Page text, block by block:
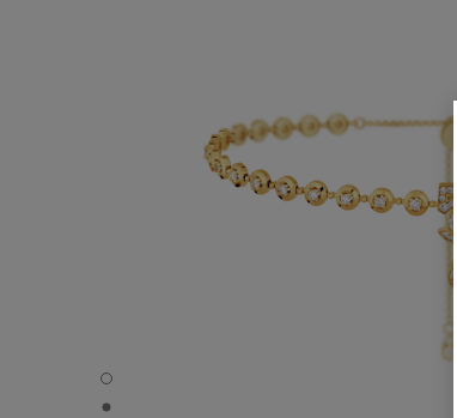
Naszyjnik z diamentami Eternal N°5 - Widok
Naszyjnik z diamentami Eternal N°5 - Widok